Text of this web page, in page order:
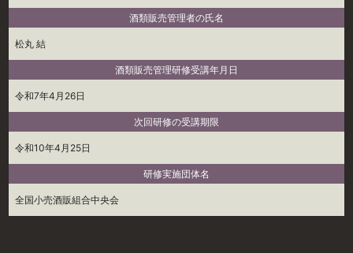
酒類販売管理者の氏名
松丸 結
酒類販売管理研修受講年月日
令和7年4月26日
次回研修の受講期限
令和10年4月25日
研修実施団体名
全国小売酒販組合中央会